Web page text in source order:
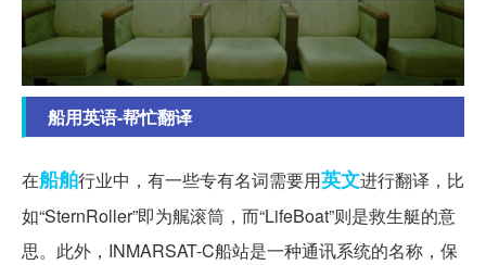
船用英语-帮忙翻译
在船舶行业中，有一些专有名词需要用英文进行翻译，比
如“SternRoller”即为艉滚筒，而“LifeBoat”则是救生艇的意
思。此外，INMARSAT-C船站是一种通讯系统的名称，保